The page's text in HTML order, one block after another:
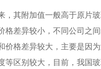
其附加值一般高于原片
差异较小，不同公司之
格差异较大，主要是因
区别较大，目前，我国